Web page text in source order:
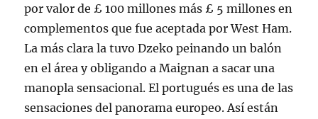
por valor de £ 100 millones más £ 5 millones en
complementos que fue aceptada por West Ham.
La más clara la tuvo Dzeko peinando un balón
en el área y obligando a Maignan a sacar una
manopla sensacional. El portugués es una de las
sensaciones del panorama europeo. Así están